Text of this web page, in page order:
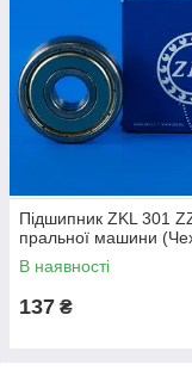
Підшипник ZKL 301
пральної машини
В наявності
137 ₴